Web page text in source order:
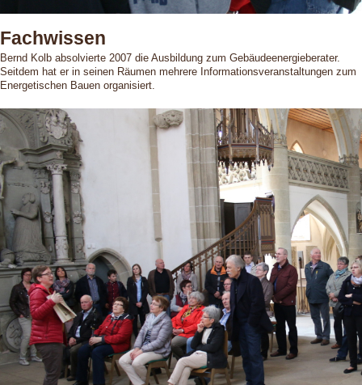
Fachwissen
Bernd Kolb absolvierte 2007 die Ausbildung zum Gebäudeenergieberater.
Seitdem hat er in seinen Räumen mehrere Informationsveranstaltungen zum
Energetischen Bauen organisiert.